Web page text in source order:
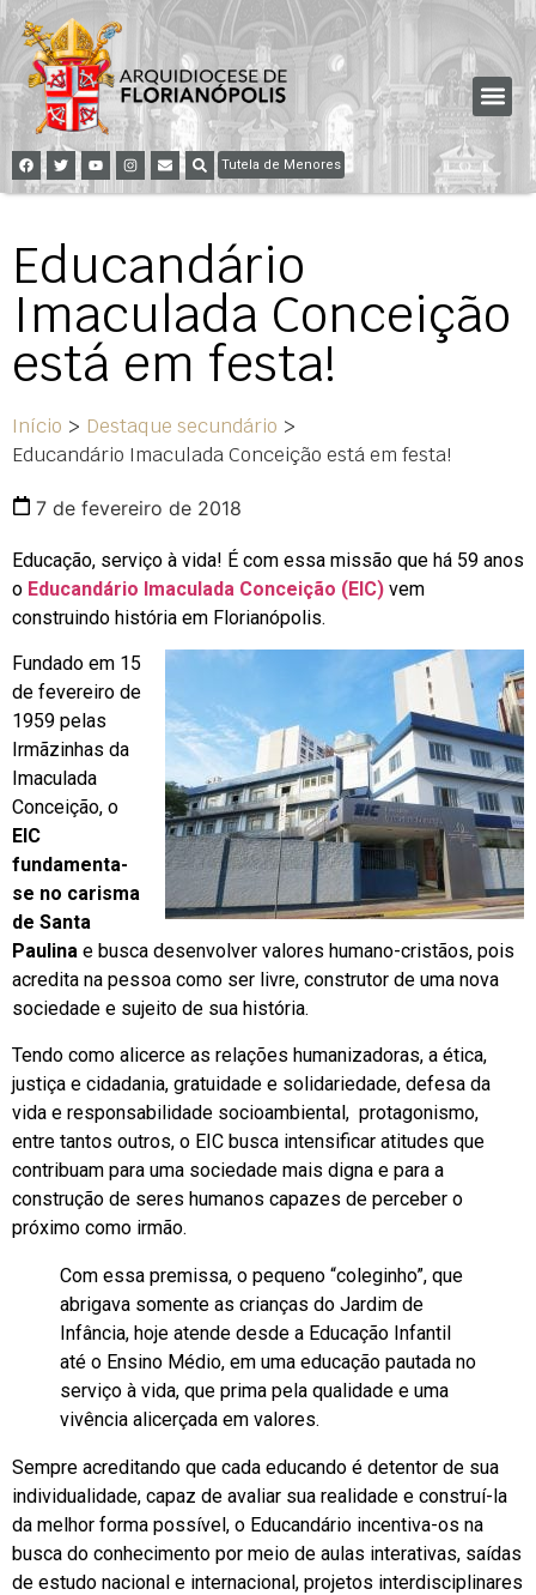
Tutela de Menores
Educandário
Imaculada Conceição
está em festa!
Início > Destaque secundário >
Educandário Imaculada Conceição está em festa!
7 de fevereiro de 2018
Educação, serviço à vida! É com essa missão que há 59 anos
o Educandário Imaculada Conceição (EIC) vem
construindo história em Florianópolis.
Fundado em 15
de fevereiro de
1959 pelas
Irmãzinhas da
Imaculada
Conceição, o
EIC
fundamenta-
se no carisma
de Santa
Paulina e busca desenvolver valores humano-cristãos, pois
acredita na pessoa como ser livre, construtor de uma nova
sociedade e sujeito de sua história.
Tendo como alicerce as relações humanizadoras, a ética,
justiça e cidadania, gratuidade e solidariedade, defesa da
vida e responsabilidade socioambiental, protagonismo,
entre tantos outros, o EIC busca intensificar atitudes que
contribuam para uma sociedade mais digna e para a
construção de seres humanos capazes de perceber o
próximo como irmão.
Com essa premissa, o pequeno “coleginho”, que
abrigava somente as crianças do Jardim de
Infância, hoje atende desde a Educação Infantil
até o Ensino Médio, em uma educação pautada no
serviço à vida, que prima pela qualidade e uma
vivência alicerçada em valores.
Sempre acreditando que cada educando é detentor de sua
individualidade, capaz de avaliar sua realidade e construí-la
da melhor forma possível, o Educandário incentiva-os na
busca do conhecimento por meio de aulas interativas, saídas
de estudo nacional e internacional, projetos interdisciplinares